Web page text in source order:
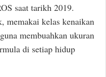
saat tarikh 2019.
kelas kenaikan
membuahkan ukuran
di setiap hidup